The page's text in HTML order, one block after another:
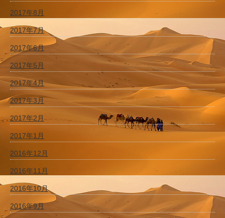
2017年8月
2017年7月
2017年6月
2017年5月
2017年4月
2017年3月
2017年2月
2017年1月
2016年12月
2016年11月
2016年10月
2016年9月